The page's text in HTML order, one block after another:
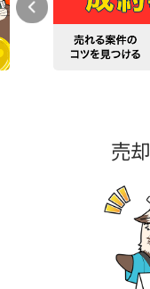
売